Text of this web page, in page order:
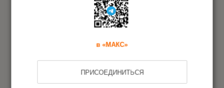
Этапы оформления документа
в Агентстве РСТ
Идентифицируем продукцию
в «МАКС»
ПРИСОЕДИНИТЬСЯ